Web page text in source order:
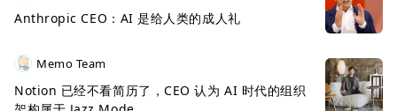
Anthropic CEO：AI 是给人类的成人礼
Memo Team
Notion 已经不看简历了，CEO 认为 AI 时代的组织